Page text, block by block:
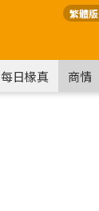
繁體版
每日椽真 商情